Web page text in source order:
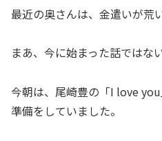
最近の奥さんは、金遣いが荒
まあ、今に始まった話ではな
今朝は、尾崎豊の「I love
準備をしていました。